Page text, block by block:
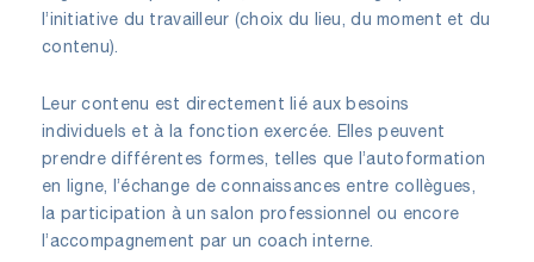
l’initiative du travailleur (choix du lieu, du moment et du
contenu).
Leur contenu est directement lié aux besoins
individuels et à la fonction exercée. Elles peuvent
prendre différentes formes, telles que l’autoformation
en ligne, l’échange de connaissances entre collègues,
la participation à un salon professionnel ou encore
l’accompagnement par un coach interne.